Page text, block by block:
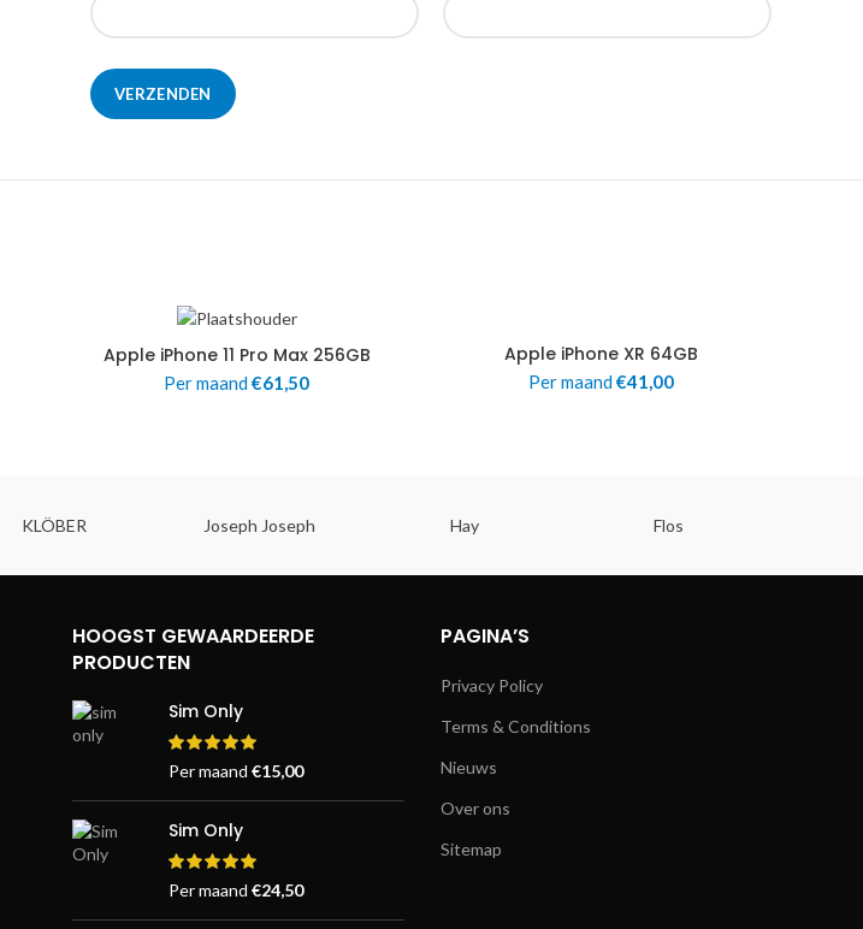
Apple iPhone 11 Pro Max 256GB
Per maand€61,50
Apple iPhone XR 64GB
Per maand€41,00
KLÖBER Joseph Joseph Hay Flos
HOOGST GEWAARDEERDE
PRODUCTEN
Sim Only
Per maand €15,00
Sim Only
Per maand €24,50
PAGINA’S
Privacy Policy
Terms & Conditions
Nieuws
Over ons
Sitemap